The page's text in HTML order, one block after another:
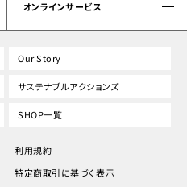
オンラインサービス
Our Story
サステナブルアクションズ
SHOP一覧
利用規約
特定商取引に基づく表示